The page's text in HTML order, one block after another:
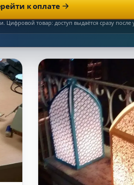
к оплате
Цифровой товар: доступ выдаётся сразу